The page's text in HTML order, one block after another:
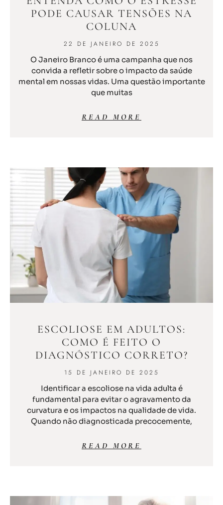
PODE CAUSAR TENSÕES NA
COLUNA
22 DE JANEIRO DE 2025
O Janeiro Branco é uma campanha que nos
convida a refletir sobre o impacto da saúde
mental em nossas vidas. Uma questão importante
que muitas
READ MORE
ESCOLIOSE EM ADULTOS:
COMO É FEITO O
DIAGNÓSTICO CORRETO?
15 DE JANEIRO DE 2025
Identificar a escoliose na vida adulta é
fundamental para evitar o agravamento da
curvatura e os impactos na qualidade de vida.
Quando não diagnosticada precocemente,
READ MORE